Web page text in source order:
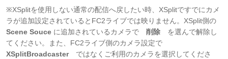
※XSplitを使用しない通常の配信へ戻したい時、XSplitですでにカメ
ラが追加設定されているとFC2ライブでは映りません。XSplit側の
Scene Souce に追加されているカメラで 削除 を選んで解除し
てください。また、FC2ライブ側のカメラ設定で
XSplitBroadcasterではなくご利用のカメラを選択してくださ